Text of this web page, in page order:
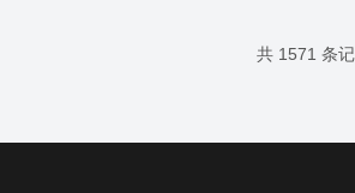
遮挡两侧及背部散热孔，导致散热不
共 1571 条